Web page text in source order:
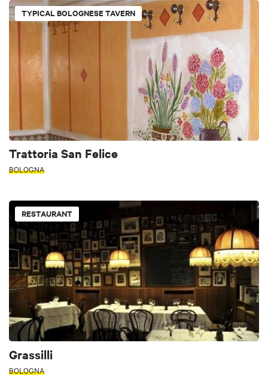
TYPICAL BOLOGNESE TAVERN
Trattoria San Felice
BOLOGNA
RESTAURANT
Grassilli
BOLOGNA